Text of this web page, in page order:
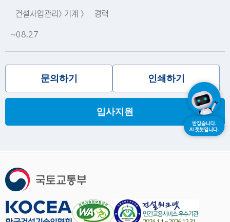
건설사업관리> 기계 > 경력
~08.27
입사지원
문의하기 인쇄하기